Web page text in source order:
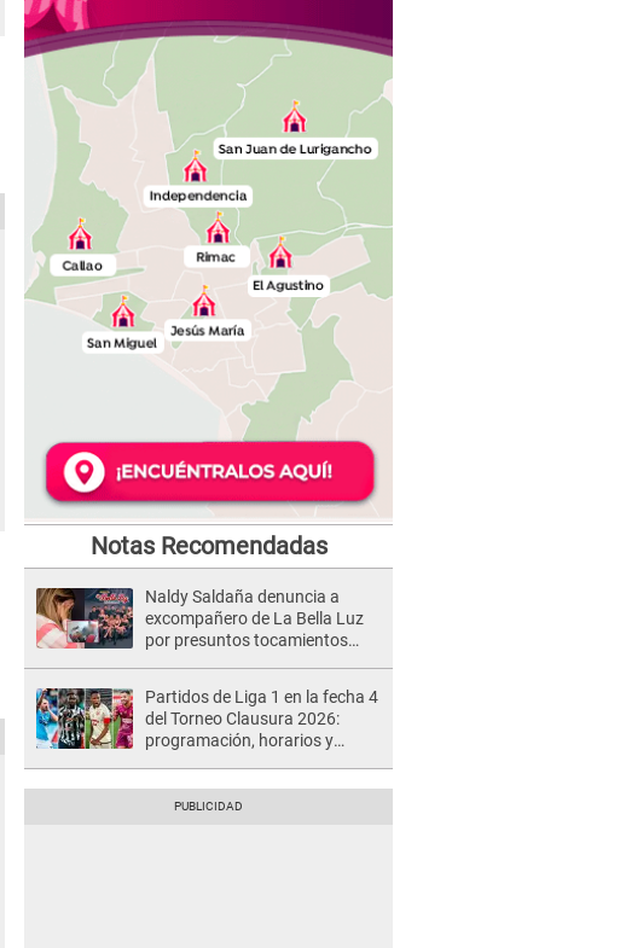
Notas Recomendadas
Naldy Saldaña denuncia a
excompañero de La Bella Luz
por presuntos tocamientos
Partidos de Liga 1 en la fecha 4
del Torneo Clausura 2026:
programación, horarios y